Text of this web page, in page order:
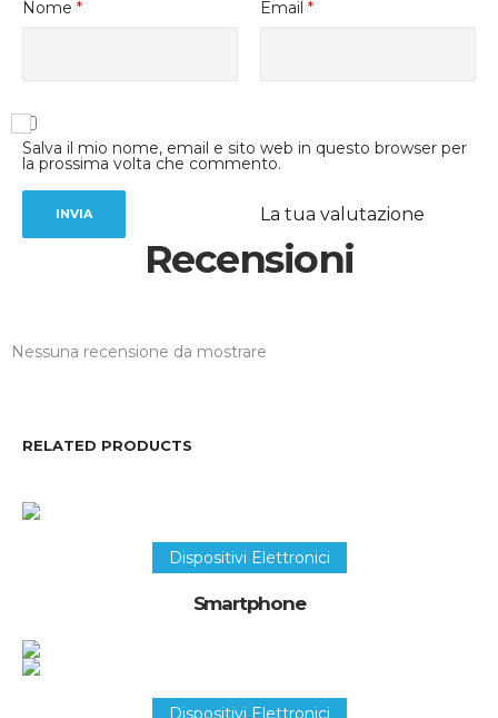
La tua valutazione
Nome * Email *
Salva il mio nome, email e sito web in questo browser per
la prossima volta che commento.
Recensioni
Nessuna recensione da mostrare
RELATED PRODUCTS
Recupera questo oggetto
Dispositivi Elettronici
Smartphone
Recupera questo oggetto